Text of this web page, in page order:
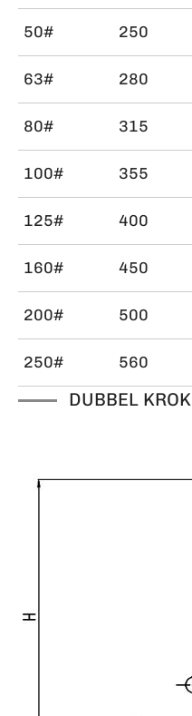
50# 250
63# 280
80# 315
100# 355
125# 400
160# 450
200# 500
250# 560
DUBBEL KROK